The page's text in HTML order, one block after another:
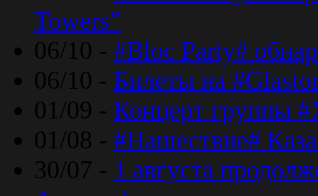
Towers”
06/10 - #Bloc Party#
06/10 - Билеты на
01/09 - Концерт группы
01/08 - #Нашествие#
30/07 - 1 августа